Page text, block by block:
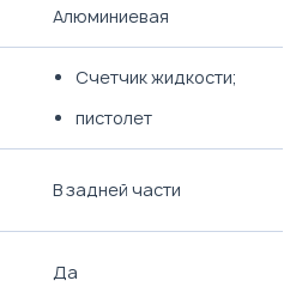
Алюминиевая
Счетчик жидкости;
пистолет
В задней части
Да